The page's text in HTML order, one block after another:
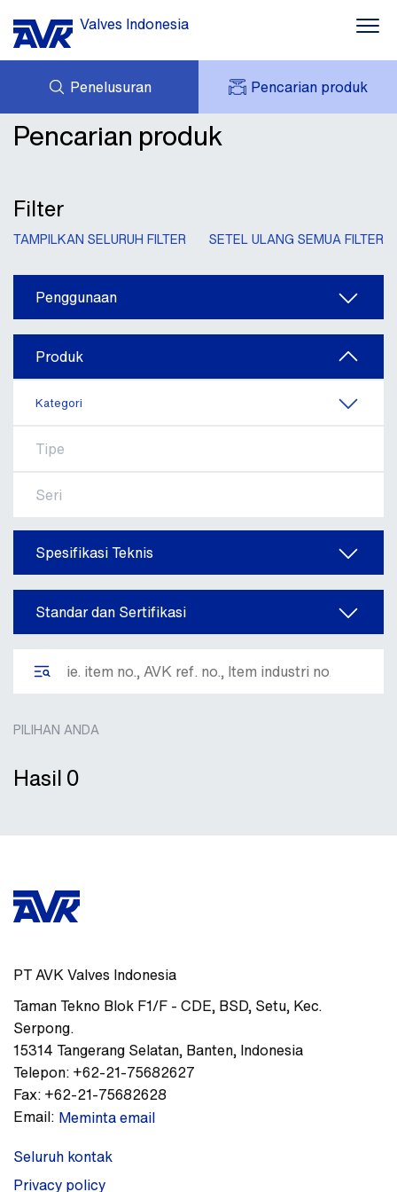
Valves Indonesia
Bendungan
Gedung
Industri
Tentang AVK
Penelusuran Pencarian produk
TENTANG AVK
UNDUHAN
HUBUNGI KAMI
Pencarian produk
Filter
TAMPILKAN SELURUH FILTER SETEL ULANG SEMUA FILTER
Penggunaan
Produk
Kategori
Tipe
Seri
Spesifikasi Teknis
Standar dan Sertifikasi
PILIHAN ANDA
Hasil0
PT AVK Valves Indonesia
Taman Tekno Blok F1/F - CDE, BSD, Setu, Kec.
Serpong.
15314 Tangerang Selatan, Banten, Indonesia
Telepon: +62-21-75682627
Fax: +62-21-75682628
Email: Meminta email
Seluruh kontak
Privacy policy